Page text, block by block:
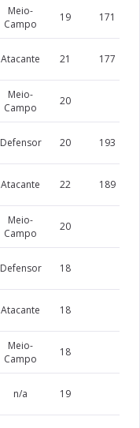
Meio-
Campo
19 171
Atacante 21 177
Meio-
Campo
20
Defensor 20 193
Atacante 22 189
Meio-
Campo
20
Defensor 18
Atacante 18
Meio-
Campo
18
n/a 19